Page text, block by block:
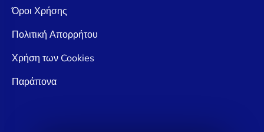
Όροι Χρήσης
Πολιτική Απορρήτου
Χρήση των Cookies
Παράπονα